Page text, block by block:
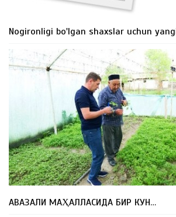
Nogironligi bo'lgan shaxslar uchun
АВАЗАЛИ МАҲАЛЛАСИДА БИР КУН…